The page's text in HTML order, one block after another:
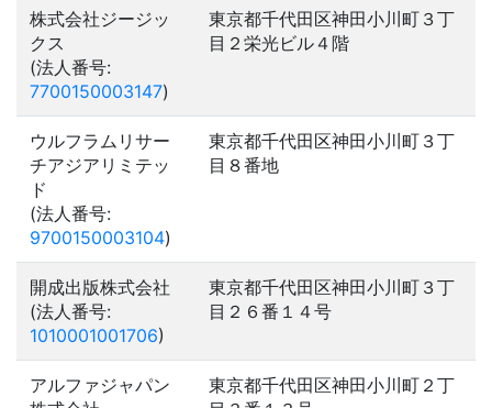
株式会社ジージッ
クス
(法人番号:
7700150003147)
東京都千代田区神田小川町３丁
目２栄光ビル４階
ウルフラムリサー
チアジアリミテッ
ド
(法人番号:
9700150003104)
東京都千代田区神田小川町３丁
目８番地
開成出版株式会社
(法人番号:
1010001001706)
東京都千代田区神田小川町３丁
目２６番１４号
アルファジャパン
東京都千代田区神田小川町２丁